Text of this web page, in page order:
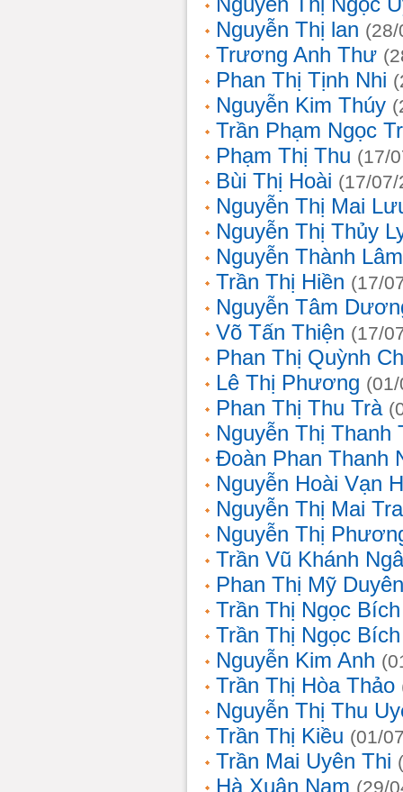
Nguyễn Thị lan
Trương Anh Thư
Phan Thị Tịnh Nhi
Nguyễn Kim Thúy
Trần Phạm Ngọc
Phạm Thị Thu (17/
Bùi Thị Hoài (17/
Nguyễn Thị Mai
Nguyễn Thị Thủy
Nguyễn Thành Lâm
Trần Thị Hiền (17/
Nguyễn Tâm
Võ Tấn Thiện (17/
Phan Thị Quỳnh
Lê Thị Phương
Phan Thị Thu Trà
Nguyễn Thị Thanh
Đoàn Phan Thanh
Nguyễn Hoài Vạn
Nguyễn Thị Mai
Nguyễn Thị
Trần Vũ Khánh
Phan Thị Mỹ Duyên
Trần Thị Ngọc Bích
Trần Thị Ngọc Bích
Nguyễn Kim Anh
Trần Thị Hòa Thảo
Nguyễn Thị Thu
Trần Thị Kiều (01/
Trần Mai Uyên Thi
Hà Xuân Nam (29/